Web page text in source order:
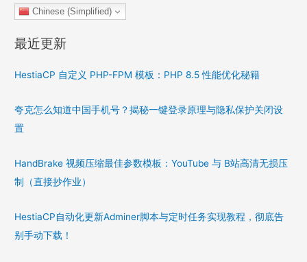
Chinese (Simplified)
最近更新
HestiaCP 自定义 PHP-FPM 模板：PHP 8.5 性能优化秘籍
夸克怎么知道中国手机号？揭秘一键登录原理与隐私保护关闭设
置
HandBrake 视频压缩最佳参数模板：YouTube 与 B站高清无损压
制（直接抄作业）
HestiaCP自动化更新Adminer脚本与定时任务实现教程，彻底告
别手动下载！